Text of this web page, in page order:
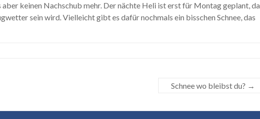
keinen Nachschub mehr. Der nächte Heli ist erst für Montag geplant, da
sein wird. Vielleicht gibt es dafür nochmals ein bisschen Schnee, das
Schnee wo bleibst du? →